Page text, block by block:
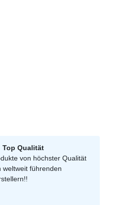
Top Qualität
von höchster Qualität
weltweit führenden